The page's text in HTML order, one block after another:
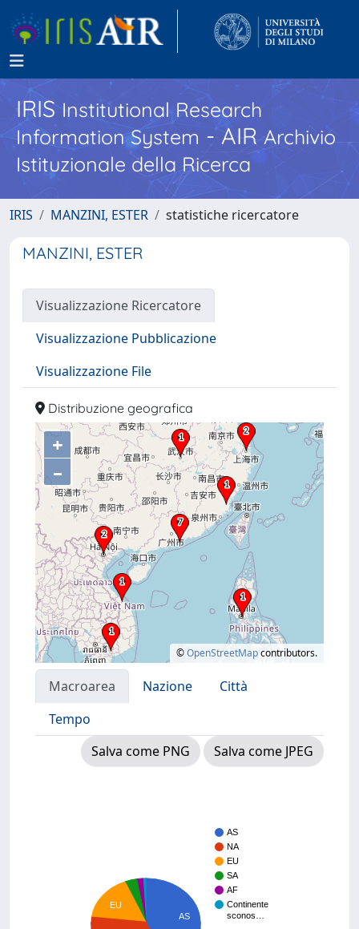
IRISInstitutional Research
Information System - AIR Archivio
Istituzionale della Ricerca
IRIS MANZINI, ESTER statistiche ricercatore
MANZINI, ESTER
Visualizzazione Ricercatore
Visualizzazione Pubblicazione
Visualizzazione File
Distribuzione geografica
+
–
©OpenStreetMapcontributors.
Macroarea Nazione
Città
Tempo
Salva come PNG
Salva come JPEG
AS
NA
EU
SA
AF
Continente
sconos…
AS
EU